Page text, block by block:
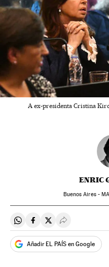
A ex-presidenta Cristina
ENRIC
Buenos Aires -
Compartir en Whatsapp
Compartir en
Compartir en
Desplegar
Añadir EL PAÍS en Google